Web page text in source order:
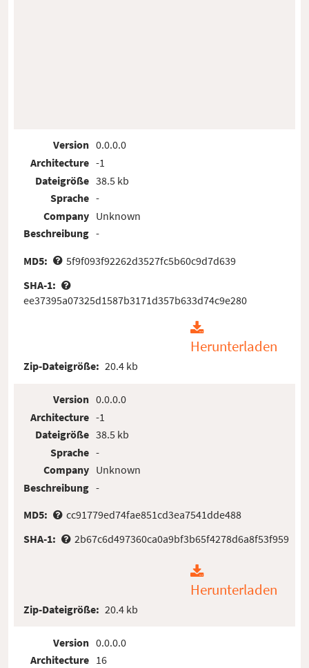
Version
Architecture
Dateigröße
Sprache
Company
Beschreibung
0.0.0.0
-1
38.5 kb
-
Unknown
-
MD5:
5f9f093f92262d3527fc5b60c9d7d639
SHA-1:
ee37395a07325d1587b3171d357b633d74c9e280
Herunterladen
Zip-Dateigröße: 20.4 kb
Version
Architecture
Dateigröße
Sprache
Company
Beschreibung
0.0.0.0
-1
38.5 kb
-
Unknown
-
MD5:
cc91779ed74fae851cd3ea7541dde488
SHA-1:
2b67c6d497360ca0a9bf3b65f4278d6a8f53f959
Herunterladen
Zip-Dateigröße: 20.4 kb
Version
Architecture
0.0.0.0
16